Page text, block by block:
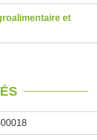
et